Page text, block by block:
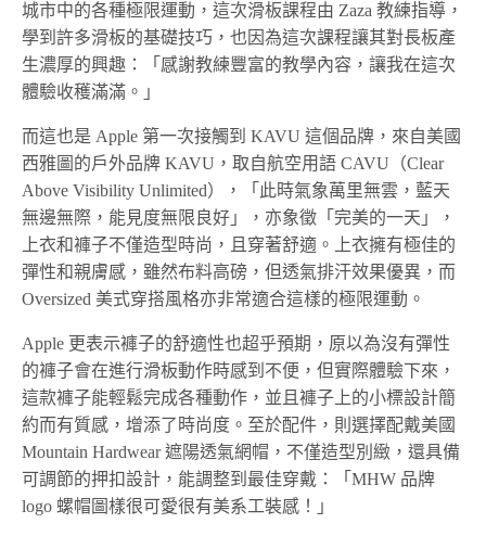
城市中的各種極限運動，這次滑板課程由 Zaza 教練指導，
學到許多滑板的基礎技巧，也因為這次課程讓其對長板產
生濃厚的興趣：「感謝教練豐富的教學內容，讓我在這次
體驗收穫滿滿。」
而這也是 Apple 第一次接觸到 KAVU 這個品牌，來自美國
西雅圖的戶外品牌 KAVU，取自航空用語 CAVU（Clear
Above Visibility Unlimited），「此時氣象萬里無雲，藍天
無邊無際，能見度無限良好」，亦象徵「完美的一天」，
上衣和褲子不僅造型時尚，且穿著舒適。上衣擁有極佳的
彈性和親膚感，雖然布料高磅，但透氣排汗效果優異，而
Oversized 美式穿搭風格亦非常適合這樣的極限運動。
Apple 更表示褲子的舒適性也超乎預期，原以為沒有彈性
的褲子會在進行滑板動作時感到不便，但實際體驗下來，
這款褲子能輕鬆完成各種動作，並且褲子上的小標設計簡
約而有質感，增添了時尚度。至於配件，則選擇配戴美國
Mountain Hardwear 遮陽透氣網帽，不僅造型別緻，還具備
可調節的押扣設計，能調整到最佳穿戴：「MHW 品牌
logo 螺帽圖樣很可愛很有美系工裝感！」